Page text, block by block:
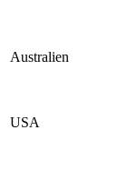
Australien
USA